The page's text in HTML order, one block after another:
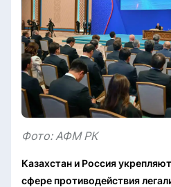
Фото: АФМ РК
Казахстан и Россия
сфере противодействия